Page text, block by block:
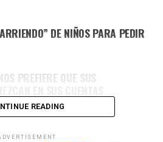
DE NIÑOS PARA PEDIR
PREFIERE QUE SUS
READING